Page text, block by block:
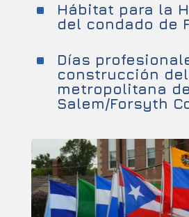
^
Hábitat para la
del condado de
^
Días
construcción
metropolitana
Salem/Forsyth